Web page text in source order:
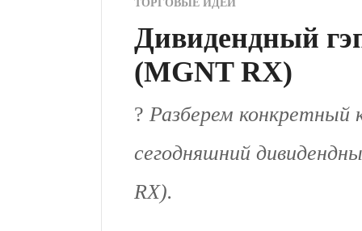
ТОРГОВЫЕ ИДЕИ
Дивидендный
(MGNT RX)
? Разберем конкретный
сегодняшний
RX).